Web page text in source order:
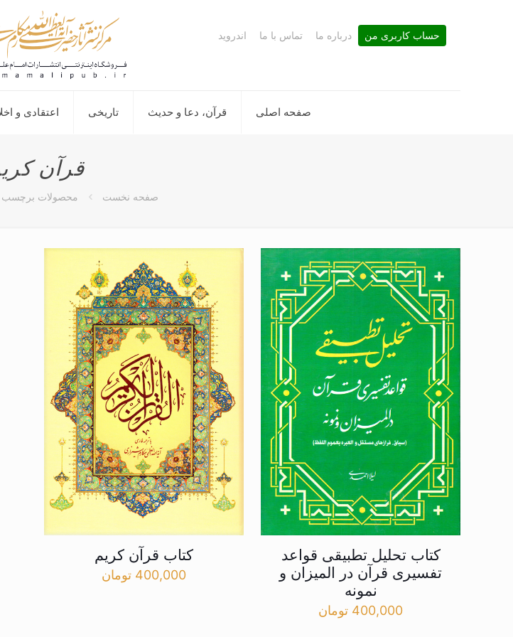
صفحه اصلی قرآن، دعا و حدیث تاریخی اعتقادی و
حساب کاربری من درباره ما تماس با ما اندروید
قرآن
صفحه نخست محصولات برچسب
کتاب تحلیل تطبیقی قواعد
تفسیری قرآن در المیزان و
نمونه
400,000 تومان
کتاب قرآن کریم
400,000 تومان